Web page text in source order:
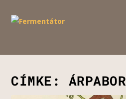
CÍMKE: ÁRPABOR